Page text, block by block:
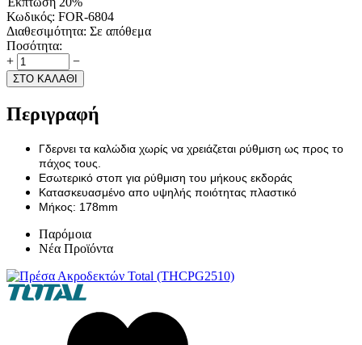
Κωδικός: FOR-6804
Διαθεσιμότητα: Σε απόθεμα
Ποσότητα:
+
−
ΣΤΟ ΚΑΛΑΘΙ
Περιγραφή
Γδερνει τα καλώδια χωρίς να χρειάζεται ρύθμιση ως προς το
πάχος τους.
Εσωτερικό στοπ για ρύθμιση του μήκους εκδοράς
Κατασκευασμένο απο υψηλής ποιότητας πλαστικό
Μήκος: 178mm
Παρόμοια
Νέα Προϊόντα